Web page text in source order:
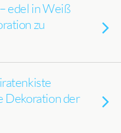
edel in Weiß
zu
Dekoration der